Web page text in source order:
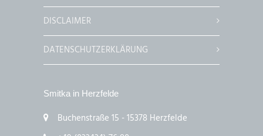
DISCLAIMER
DATENSCHUTZERKLÄRUNG
Smitka in Herzfelde
Buchenstraße 15 - 15378 Herzfelde